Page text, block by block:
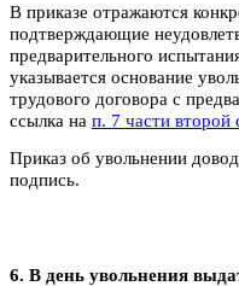
В приказе отражаются
подтверждающие
предварительного
указывается основание
трудового договора с
ссылка на п. 7 части второй
Приказ об увольнении
подпись.
6. В день увольнения